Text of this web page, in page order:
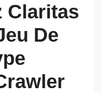
Claritas
De